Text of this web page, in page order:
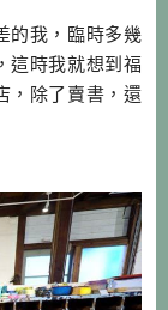
的我，臨時多幾
這時我就想到福
，除了賣書，還
樣，記得有時
來。 天狼院書店